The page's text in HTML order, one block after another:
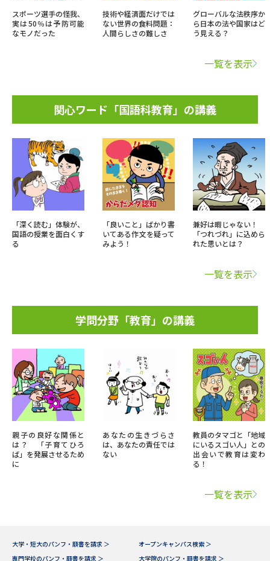
スポーツ選手の怪我、
実は50％は予防可能
なモノだった
技術や経済面だけでは
ない世界の食料問題：
人間らしさの難しさ
グローバルな法秩序か
ら日本の法や国家はど
う見える？
一覧を表示
関心ワード「国語科教育」の講義
「深く読む」体験が、
国語の授業を面白くす
る
「良いこと」ばかり書
いてある作文を疑って
みよう！
兼好は暇じゃない！
「つれづれ」に込めら
れた思いとは？
一覧を表示
学問分野「教育」の講義
親子の良好な関係と
は？ 「子育てひろ
ば」を発展させるため
に
あなたの生きづらさ
は、あなたの責任では
ない
教員のタマゴと「地域
にいるスゴい人」との
出会いで教育は変わ
る！
一覧を表示
大学・短大のパンフ・願書を請求 ＞
オープンキャンパス検索 ＞
専門学校のパンフ・願書を請求 ＞
大学院のパンフ・願書を請求 ＞